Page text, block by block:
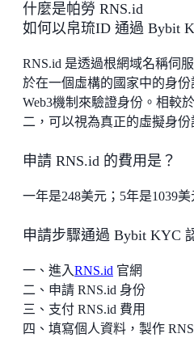
什麼是帕勞 RNS.id
如何以帛琉ID 通過 Bybit
RNS.id 是透過根網域名稱伺
於在一個虛構的國家中的身
Web3機制來驗證身份。相較
二，可以視為真正的虛擬身份
申請 RNS.id 的費用是？
一年是248美元；5年是1039
申請步驟通過 Bybit KYC
一、進入RNS.id 官網
二、申請 RNS.id 身份
三、支付 RNS.id 費用
四、填寫個人資料，製作